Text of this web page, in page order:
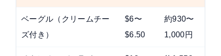
ベーグル（クリームチー
ズ付き）
$6〜
$6.50
約930〜
1,000円